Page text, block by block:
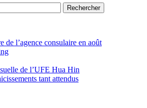
de l’agence consulaire en août
de l’UFE Hua Hin
tant attendus